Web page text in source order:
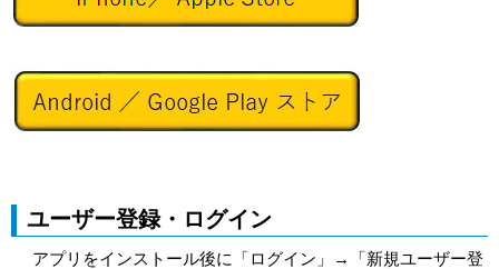
ユーザー登録・ログイン
アプリをインストール後に「ログイン」→「新規ユーザー登